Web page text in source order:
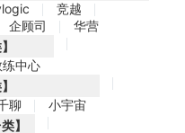
竞越
企顾司
华营
中心
聊
小宇宙
】